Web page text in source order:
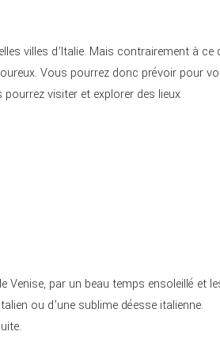
villes d’Italie. Mais contrairement à ce
Vous pourrez donc prévoir pour
visiter et explorer des lieux
par un beau temps ensoleillé et
ou d’une sublime déesse italienne.